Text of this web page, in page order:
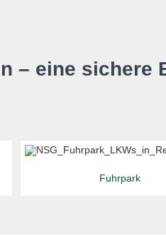
– eine sichere
Fuhrpark